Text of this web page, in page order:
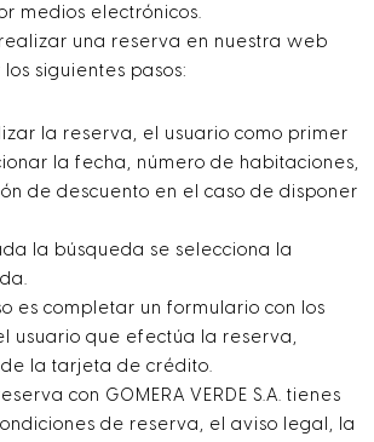
medios electrónicos.
una reserva en nuestra web
siguientes pasos:
la reserva, el usuario como primer
la fecha, número de habitaciones,
de descuento en el caso de disponer
la búsqueda se selecciona la
es completar un formulario con los
usuario que efectúa la reserva,
la tarjeta de crédito.
con GOMERA VERDE S.A. tienes
de reserva, el aviso legal, la